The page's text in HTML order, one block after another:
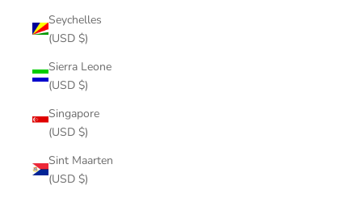
Seychelles
(USD $)
Sierra Leone
(USD $)
Singapore
(USD $)
Sint Maarten
(USD $)